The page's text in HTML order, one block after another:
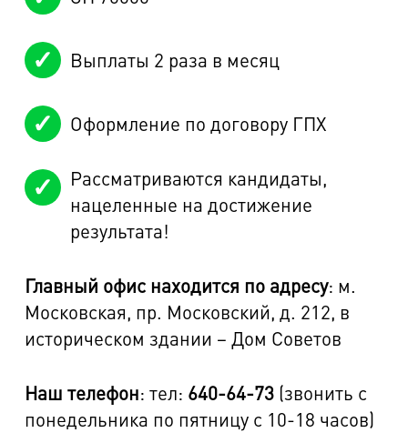
Выплаты 2 раза в месяц
Оформление по договору ГПХ
Рассматриваются кандидаты,
нацеленные на достижение
результата!
Главный офис находится по адресу: м.
Московская, пр. Московский, д. 212, в
историческом здании – Дом Советов
Наш телефон: тел: 640-64-73(звонить с
понедельника по пятницу с 10-18 часов)